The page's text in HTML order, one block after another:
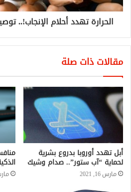
الحرارة تهدد أحلام الإنجاب!..
مقالات ذات صلة
أبل تهدد أوروبا بدروع بشرية
لحماية “آب ستور”.. صدام وشيك
مارس 16, 2021 مارس